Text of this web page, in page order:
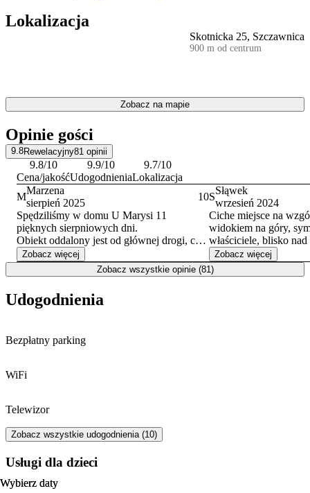
Lokalizacja
Skotnicka 25, Szczawnica
900 m od centrum
Zobacz na mapie
Opinie gości
9.8Rewelacyjny81 opinii
9.8/10
Cena/jakość
9.9/10
Udogodnienia
9.7/10
Lokalizacja
M
Marzena
sierpień 2025
10
Spędziliśmy w domu U Marysi 11
pięknych sierpniowych dni.
Obiekt oddalony jest od głównej drogi, co
pozwoliło odpocząć zmęczonej psychice.
Duży, pięknie zadbany ogród dawał
wytchnienie w upalne dni, a nocą
ptaków mogą w ogrodzie obserwować
aut, a rowery można przechować w
samopoczucie swoich gości. Cały obiekt
Krosna - Marzena i Wojciech
Zobacz więcej
S
Słąwek
wrzesień 2024
Ciche miejsce na
widokiem na góry,
właściciele, blisko
plac zabaw i duży
poleżeć na leżakach
zadbany i czysty
Zobacz więcej
Zobacz wszystkie opinie (81)
Wybierz daty
Wybierz daty
Udogodnienia
Bezpłatny parking
WiFi
Telewizor
Zobacz wszystkie udogodnienia (10)
usługi dla dzieci